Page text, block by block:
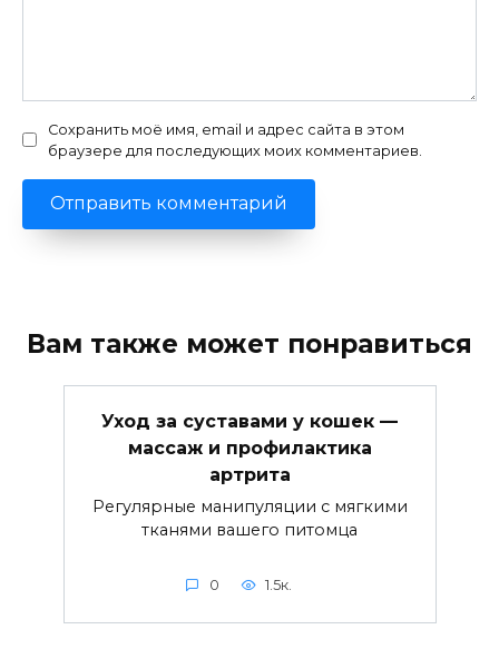
Сохранить моё имя, email и адрес сайта в этом
браузере для последующих моих комментариев.
Вам также может понравиться
Уход за суставами у кошек —
массаж и профилактика
артрита
Регулярные манипуляции с мягкими
тканями вашего питомца
0 1.5к.